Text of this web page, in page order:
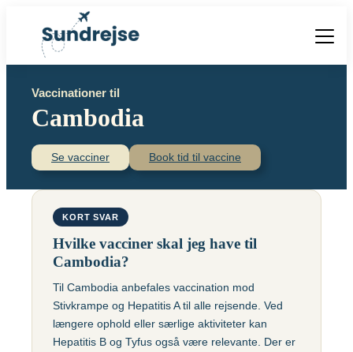
Vacciner
Vacciner
Centraleuropæisk
Hjernebetændelse
(TBE)
Chikungunyavaccine
(Ixchiq)
Denguefeber
Malaria
Meningokokker
(ACWY)
Destinationer
Find over 240 destinationer!
Populære destinationer
Cambodja
Priser
Vaccinationer til
Cambodia
Se vacciner Book tid til vaccine
KORT SVAR
Hvilke vacciner skal jeg have til
Cambodia?
Til Cambodia anbefales vaccination mod
Stivkrampe og Hepatitis A til alle rejsende. Ved
længere ophold eller særlige aktiviteter kan
Hepatitis B og Tyfus også være relevante. Der er